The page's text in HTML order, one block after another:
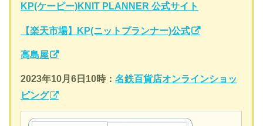
KP(ケーピー)KNIT PLANNER 公式サイト
【楽天市場】KP(ニットプランナー)公式
高島屋
2023年10月6日10時：名鉄百貨店オンラインショッ
ピング